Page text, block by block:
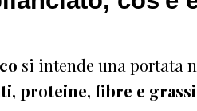
si intende una portata
proteine, fibre e grassi